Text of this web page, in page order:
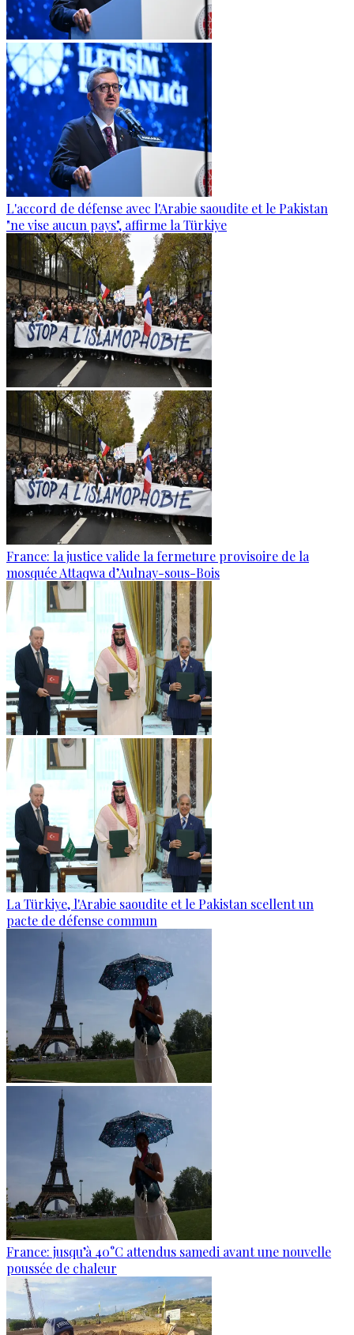
L'accord de défense avec l'Arabie saoudite et le Pakistan
"ne vise aucun pays", affirme la Türkiye
France: la justice valide la fermeture provisoire de la
mosquée Attaqwa d’Aulnay-sous-Bois
La Türkiye, l'Arabie saoudite et le Pakistan scellent un
pacte de défense commun
France: jusqu’à 40°C attendus samedi avant une nouvelle
poussée de chaleur